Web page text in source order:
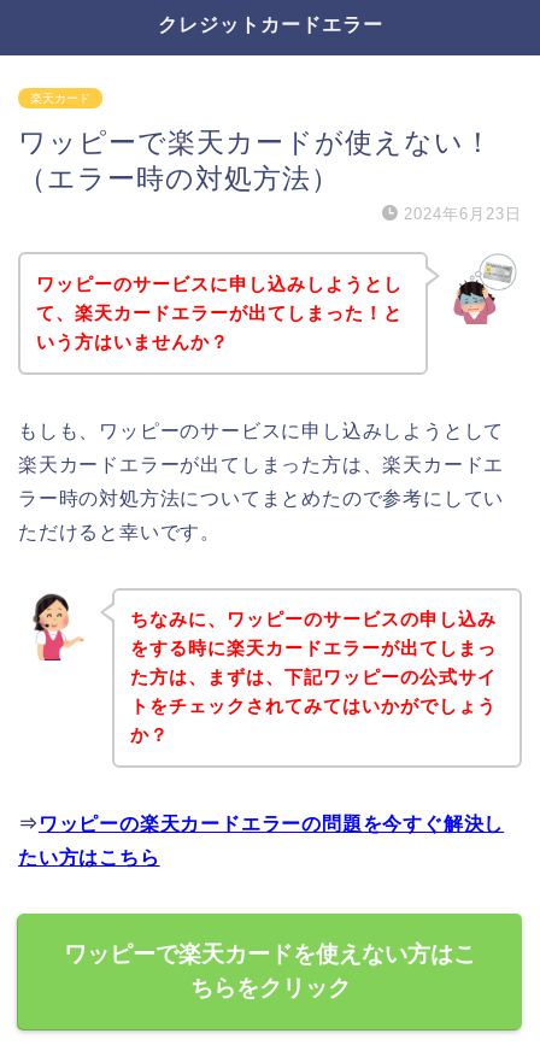
クレジットカードエラー
楽天カード
ワッピーで楽天カードが使えない！
（エラー時の対処方法）
2024年6月23日
ワッピーのサービスに申し込みしようとし
て、楽天カードエラーが出てしまった！と
いう方はいませんか？
もしも、ワッピーのサービスに申し込みしようとして
楽天カードエラーが出てしまった方は、楽天カードエ
ラー時の対処方法についてまとめたので参考にしてい
ただけると幸いです。
ちなみに、ワッピーのサービスの申し込み
をする時に楽天カードエラーが出てしまっ
た方は、まずは、下記ワッピーの公式サイ
トをチェックされてみてはいかがでしょう
か？
⇒ ワッピーの楽天カードエラーの問題を今すぐ解決し
たい方はこちら
ワッピーで楽天カードを使えない方はこ
ちらをクリック